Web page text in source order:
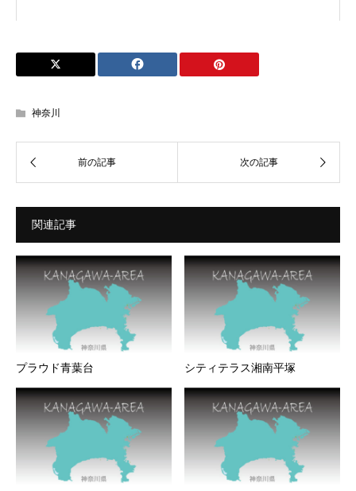
神奈川
関連記事
プラウド青葉台 シティテラス湘南平塚